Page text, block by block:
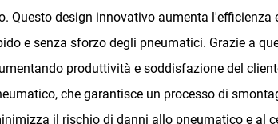
Questo design innovativo aumenta
e senza sforzo degli pneumatici. Grazie a
produttività e soddisfazione del
che garantisce un processo di
il rischio di danni allo pneumatico e al